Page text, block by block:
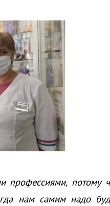
профессиями, потому
нам самим надо